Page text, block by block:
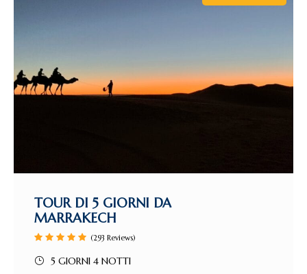
TOUR DI 5 GIORNI DA
MARRAKECH
5 GIORNI 4 NOTTI
(293 Reviews)